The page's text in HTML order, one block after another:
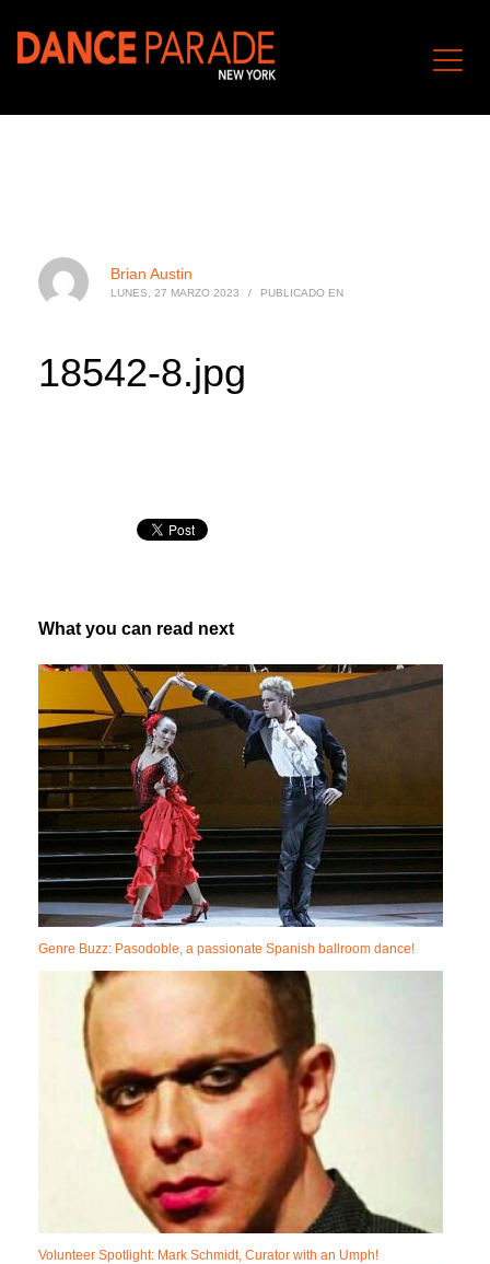
Brian Austin
LUNES, 27 MARZO 2023 / PUBLICADO EN
18542-8.jpg
What you can read next
Genre Buzz: Pasodoble, a passionate Spanish ballroom dance!
Volunteer Spotlight: Mark Schmidt, Curator with an Umph!